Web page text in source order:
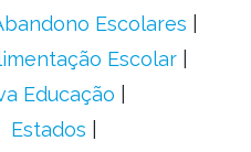
Escolares
Escolar
Educação
Estados